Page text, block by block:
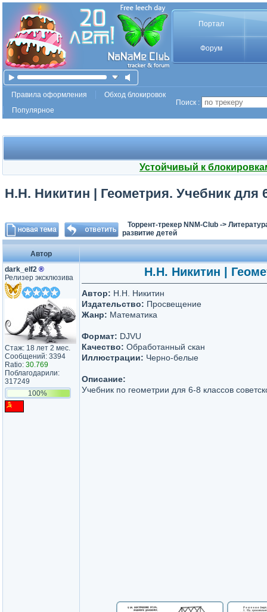
Портал
Форум
Правила оформления
Обход блокировок
Популярное
Поиск :
Устойчивый к
Н.Н. Никитин | Геометрия. Учебник для
Торрент-трекер NNM-Club ->
развитие детей
Автор
dark_elf2 ®
Релизер эксклюзива
Стаж: 18 лет 2 мес.
Сообщений: 3394
Ratio: 30.769
Поблагодарили:
317249
100%
Н.Н. Никитин |
Автор: Н.Н. Никитин
Издательство: Просвещение
Жанр: Математика
Формат: DJVU
Качество: Обработанный скан
Иллюстрации: Черно-белые
Описание:
Учебник по геометрии для 6-8 классов